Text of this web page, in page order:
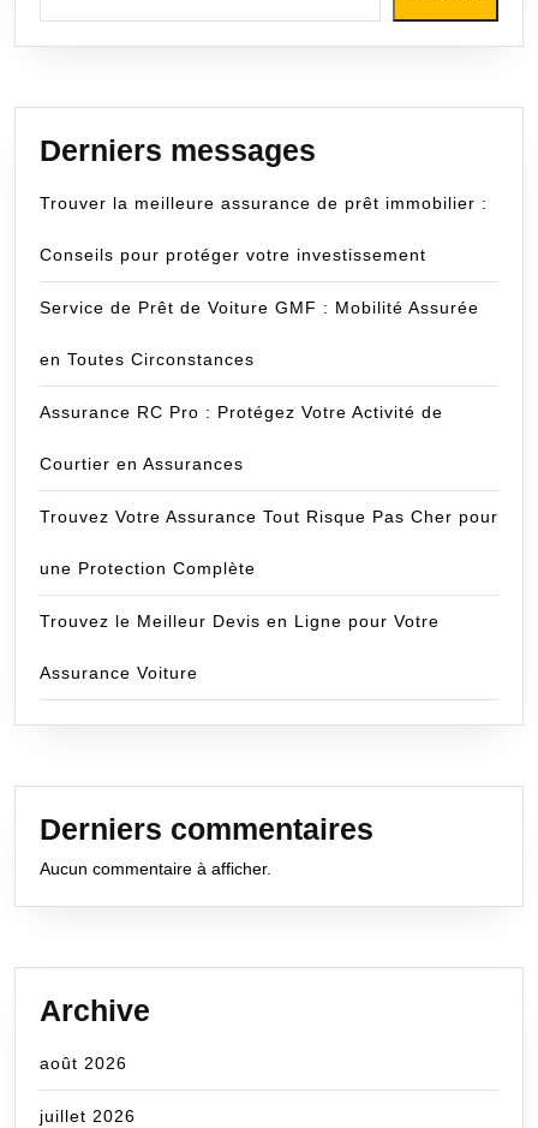
Derniers messages
Trouver la meilleure assurance de prêt immobilier :
Conseils pour protéger votre investissement
Service de Prêt de Voiture GMF : Mobilité Assurée
en Toutes Circonstances
Assurance RC Pro : Protégez Votre Activité de
Courtier en Assurances
Trouvez Votre Assurance Tout Risque Pas Cher pour
une Protection Complète
Trouvez le Meilleur Devis en Ligne pour Votre
Assurance Voiture
Derniers commentaires
Aucun commentaire à afficher.
Archive
août 2026
juillet 2026